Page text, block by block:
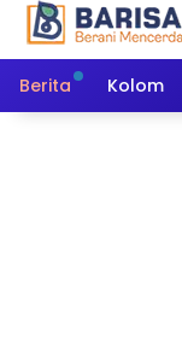
Berita Kolom